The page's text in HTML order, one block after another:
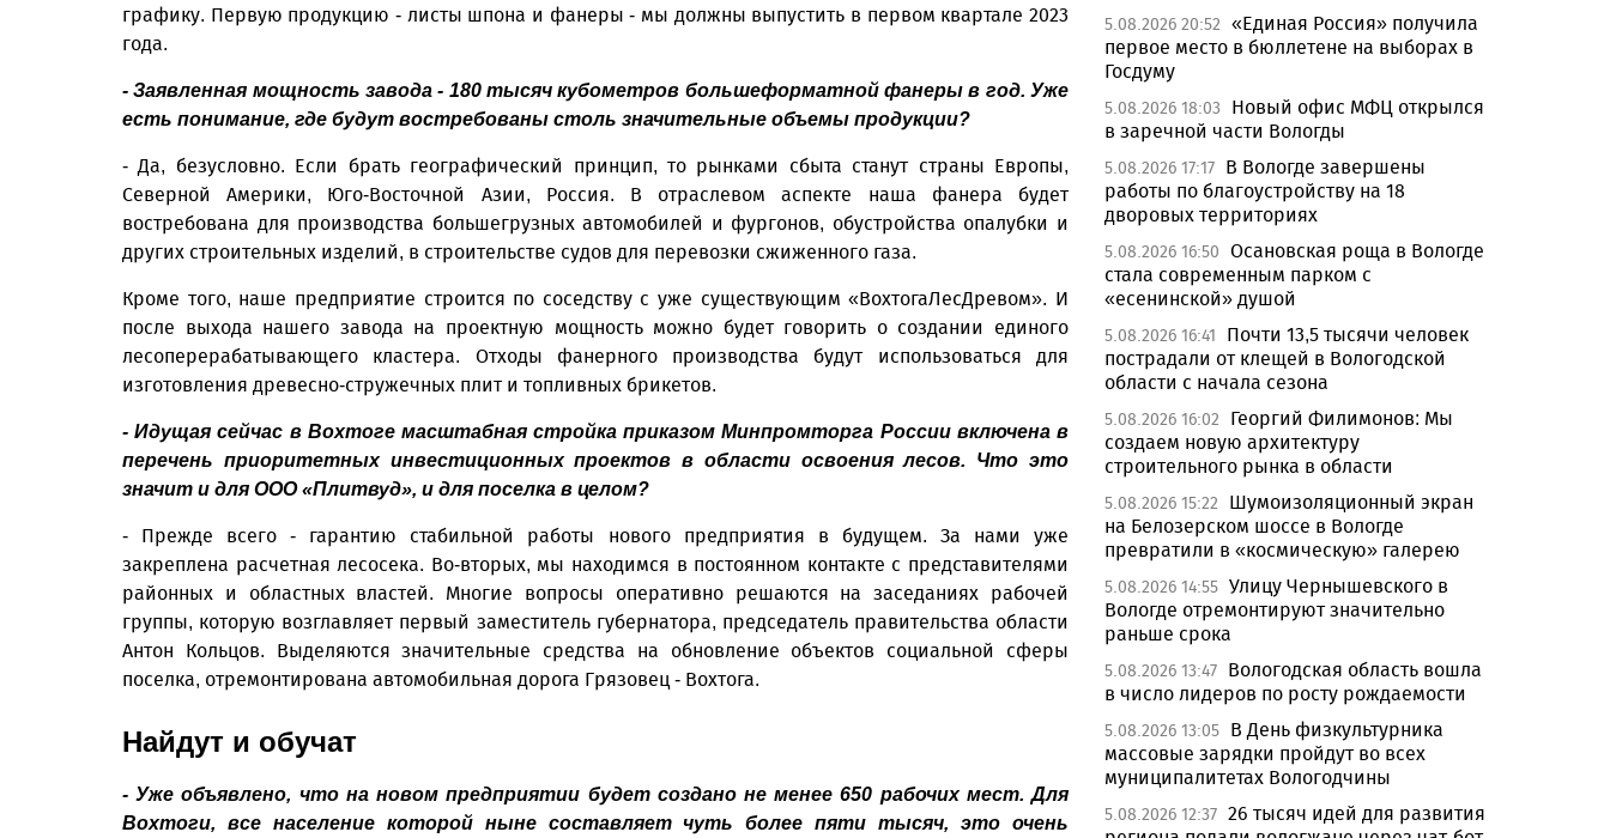
графику. Первую продукцию - листы шпона и фанеры - мы должны выпустить в первом квартале 2023
года.
- Заявленная мощность завода - 180 тысяч кубометров большеформатной фанеры в год. Уже
есть понимание, где будут востребованы столь значительные объемы продукции?
- Да, безусловно. Если брать географический принцип, то рынками сбыта станут страны Европы,
Северной Америки, Юго-Восточной Азии, Россия. В отраслевом аспекте наша фанера будет
востребована для производства большегрузных автомобилей и фургонов, обустройства опалубки и
других строительных изделий, в строительстве судов для перевозки сжиженного газа.
Кроме того, наше предприятие строится по соседству с уже существующим «ВохтогаЛесДревом». И
после выхода нашего завода на проектную мощность можно будет говорить о создании единого
лесоперерабатывающего кластера. Отходы фанерного производства будут использоваться для
изготовления древесно-стружечных плит и топливных брикетов.
- Идущая сейчас в Вохтоге масштабная стройка приказом Минпромторга России включена в
перечень приоритетных инвестиционных проектов в области освоения лесов. Что это
значит и для ООО «Плитвуд», и для поселка в целом?
- Прежде всего - гарантию стабильной работы нового предприятия в будущем. За нами уже
закреплена расчетная лесосека. Во-вторых, мы находимся в постоянном контакте с представителями
районных и областных властей. Многие вопросы оперативно решаются на заседаниях рабочей
группы, которую возглавляет первый заместитель губернатора, председатель правительства области
Антон Кольцов. Выделяются значительные средства на обновление объектов социальной сферы
поселка, отремонтирована автомобильная дорога Грязовец - Вохтога.
Найдут и обучат
- Уже объявлено, что на новом предприятии будет создано не менее 650 рабочих мест. Для
Вохтоги, все население которой ныне составляет чуть более пяти тысяч, это очень
5.08.2026 20:52 «Единая Россия» получила
первое место в бюллетене на выборах в
Госдуму
5.08.2026 18:03
Новый офис МФЦ открылся
в заречной части Вологды
5.08.2026 17:17 В Вологде завершены
работы по благоустройству на 18
дворовых территориях
5.08.2026 16:50 Осановская роща в Вологде
стала современным парком с
«есенинской» душой
5.08.2026 16:41
Почти 13,5 тысячи человек
пострадали от клещей в Вологодской
области с начала сезона
5.08.2026 16:02
Георгий Филимонов: Мы
создаем новую архитектуру
строительного рынка в области
5.08.2026 15:22
Шумоизоляционный экран
на Белозерском шоссе в Вологде
превратили в «космическую» галерею
5.08.2026 14:55 Улицу Чернышевского в
Вологде отремонтируют значительно
раньше срока
5.08.2026 13:47 Вологодская область вошла
в число лидеров по росту рождаемости
5.08.2026 13:05 В День физкультурника
массовые зарядки пройдут во всех
муниципалитетах Вологодчины
5.08.2026 12:37 26 тысяч идей для развития